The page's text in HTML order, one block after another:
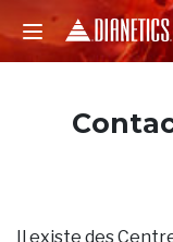
Il existe des